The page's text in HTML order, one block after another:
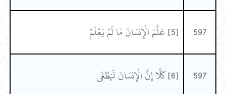
597 [5] عَلَّمَ الْإِنسَانَ مَا لَمْ يَعْلَمْ
597 [6] كَلَّا إِنَّ الْإِنسَانَ لَيَطْغَى